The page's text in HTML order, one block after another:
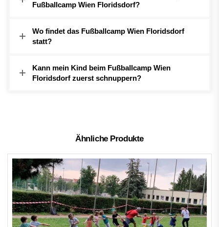
Fußballcamp Wien Floridsdorf?
Wo findet das Fußballcamp Wien Floridsdorf
statt?
Kann mein Kind beim Fußballcamp Wien
Floridsdorf zuerst schnuppern?
Ähnliche Produkte